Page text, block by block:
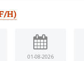
H)
01-08-2026